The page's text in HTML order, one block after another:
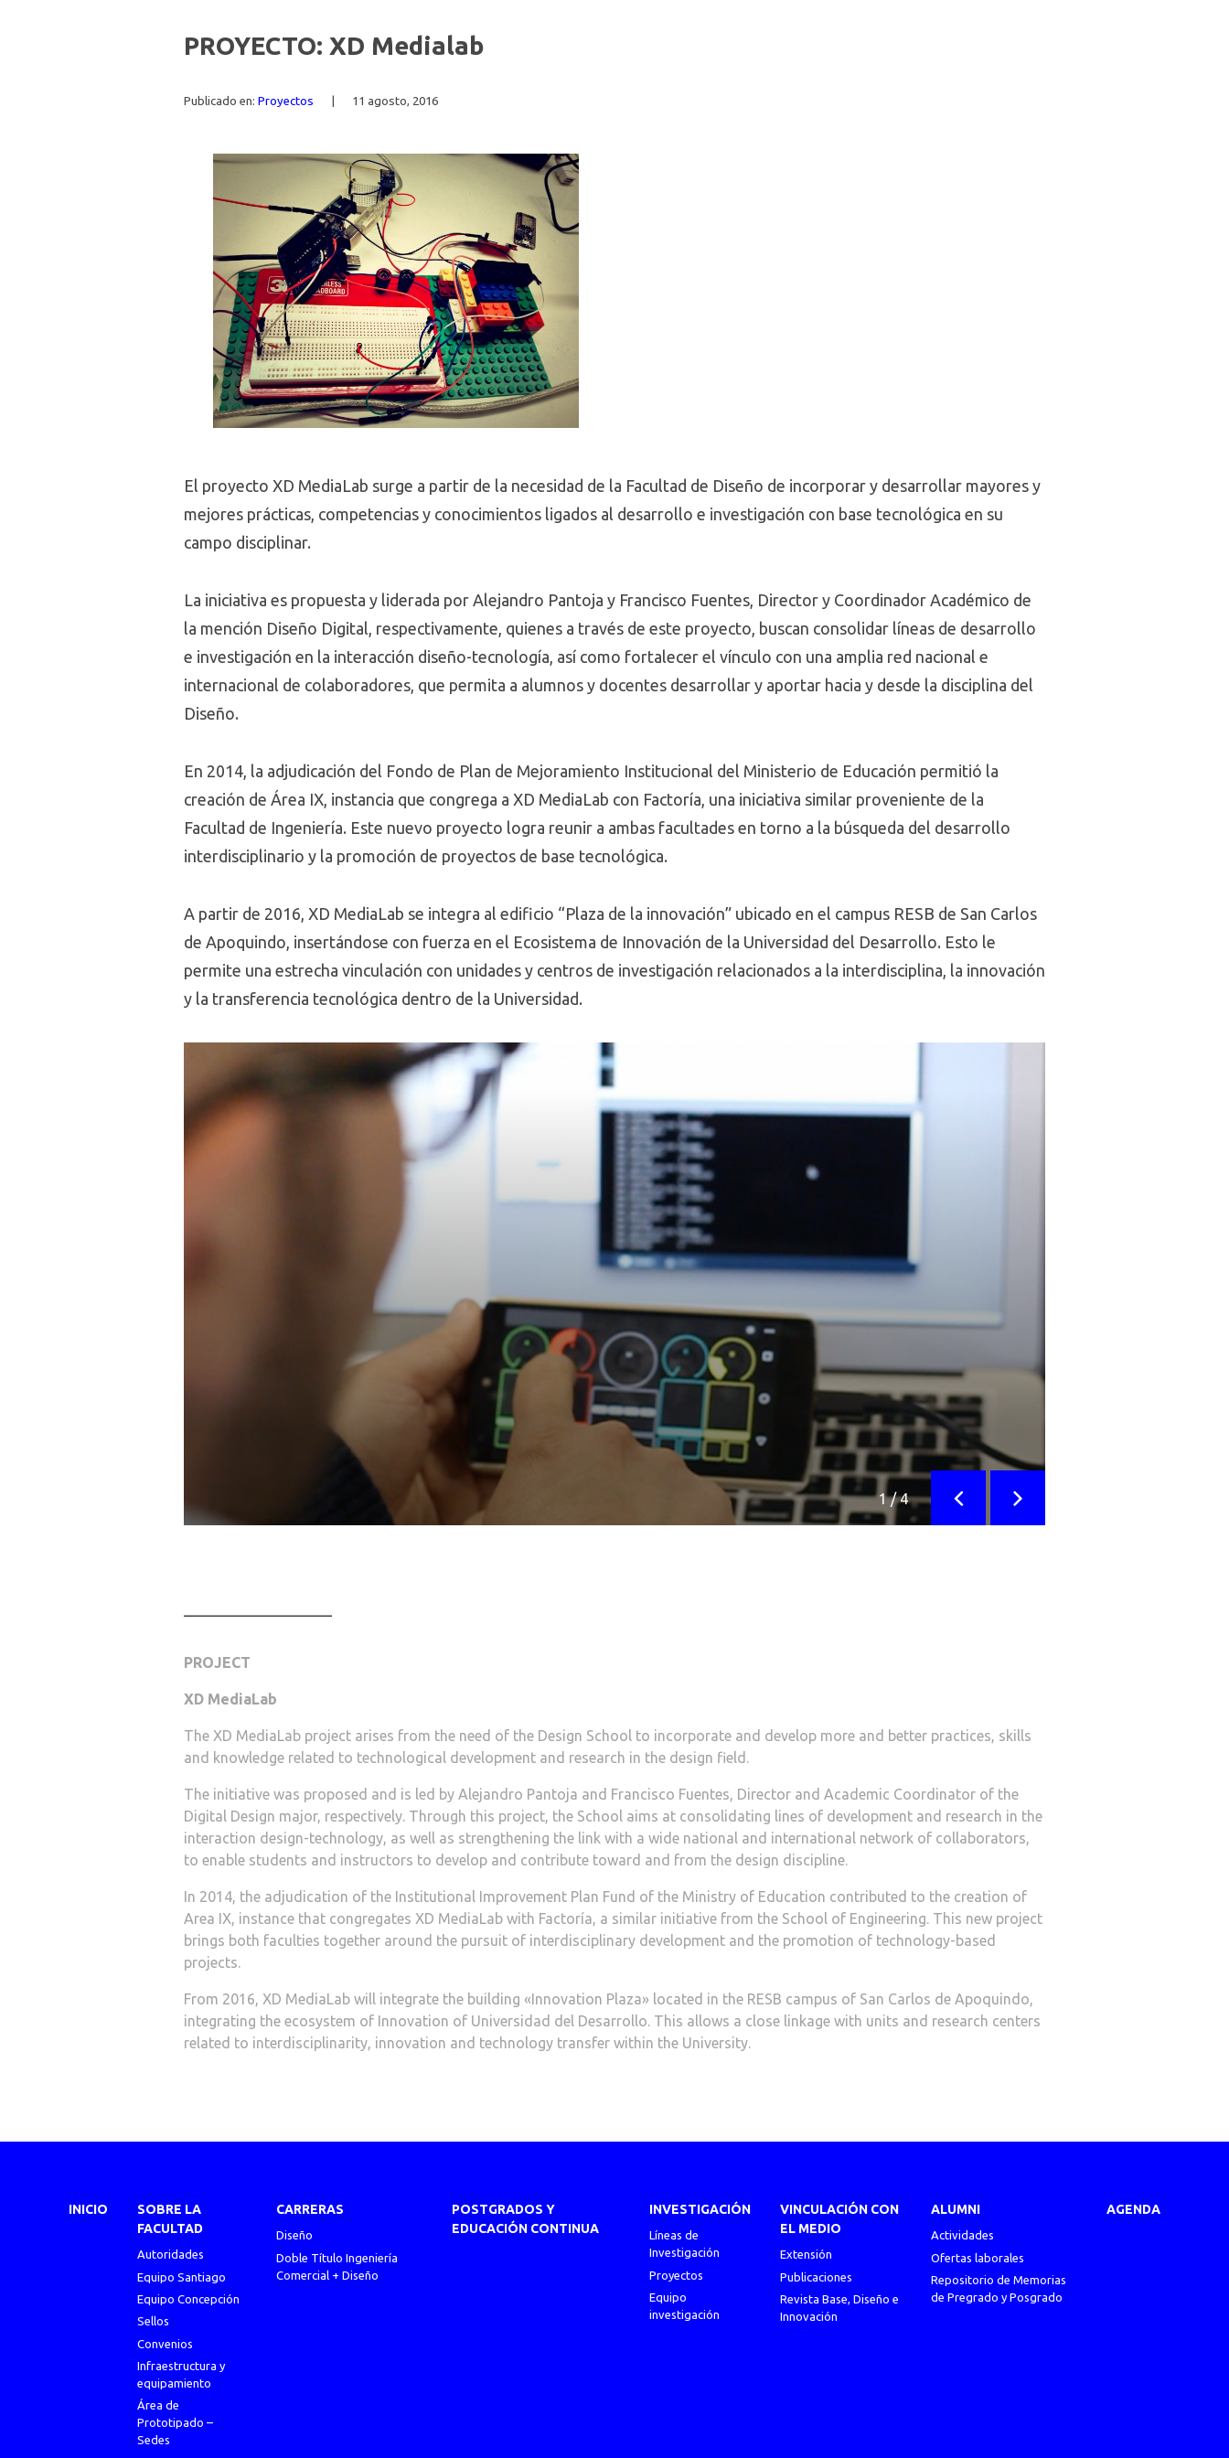
PROYECTO: XD Medialab
Publicado en: Proyectos 11 agosto, 2016
El proyecto XD MediaLab surge a partir de la necesidad de la Facultad de Diseño de incorporar y desarrollar mayores y
mejores prácticas, competencias y conocimientos ligados al desarrollo e investigación con base tecnológica en su
campo disciplinar.
La iniciativa es propuesta y liderada por Alejandro Pantoja y Francisco Fuentes, Director y Coordinador Académico de
la mención Diseño Digital, respectivamente, quienes a través de este proyecto, buscan consolidar líneas de desarrollo
e investigación en la interacción diseño-tecnología, así como fortalecer el vínculo con una amplia red nacional e
internacional de colaboradores, que permita a alumnos y docentes desarrollar y aportar hacia y desde la disciplina del
Diseño.
En 2014, la adjudicación del Fondo de Plan de Mejoramiento Institucional del Ministerio de Educación permitió la
creación de Área IX, instancia que congrega a XD MediaLab con Factoría, una iniciativa similar proveniente de la
Facultad de Ingeniería. Este nuevo proyecto logra reunir a ambas facultades en torno a la búsqueda del desarrollo
interdisciplinario y la promoción de proyectos de base tecnológica.
A partir de 2016, XD MediaLab se integra al edificio “Plaza de la innovación” ubicado en el campus RESB de San Carlos
de Apoquindo, insertándose con fuerza en el Ecosistema de Innovación de la Universidad del Desarrollo. Esto le
permite una estrecha vinculación con unidades y centros de investigación relacionados a la interdisciplina, la innovación
y la transferencia tecnológica dentro de la Universidad.
1/4
Anterior Siguiente
PROJECT
XD MediaLab
The XD MediaLab project arises from the need of the Design School to incorporate and develop more and better practices, skills
and knowledge related to technological development and research in the design field.
The initiative was proposed and is led by Alejandro Pantoja and Francisco Fuentes, Director and Academic Coordinator of the
Digital Design major, respectively. Through this project, the School aims at consolidating lines of development and research in the
interaction design-technology, as well as strengthening the link with a wide national and international network of collaborators,
to enable students and instructors to develop and contribute toward and from the design discipline.
In 2014, the adjudication of the Institutional Improvement Plan Fund of the Ministry of Education contributed to the creation of
Area IX, instance that congregates XD MediaLab with Factoría, a similar initiative from the School of Engineering. This new project
brings both faculties together around the pursuit of interdisciplinary development and the promotion of technology-based
projects.
From 2016, XD MediaLab will integrate the building «Innovation Plaza» located in the RESB campus of San Carlos de Apoquindo,
integrating the ecosystem of Innovation of Universidad del Desarrollo. This allows a close linkage with units and research centers
related to interdisciplinarity, innovation and technology transfer within the University.
INICIO
SOBRE LA
FACULTAD
Autoridades
Equipo Santiago
Equipo Concepción
Sellos
Convenios
Infraestructura y
equipamiento
Área de
Prototipado –
Sedes
CARRERAS
Diseño
Doble Título Ingeniería
Comercial + Diseño
POSTGRADOS Y
EDUCACIÓN CONTINUA
INVESTIGACIÓN
Líneas de
Investigación
Proyectos
Equipo
investigación
VINCULACIÓN CON
EL MEDIO
Extensión
Publicaciones
Revista Base, Diseño e
Innovación
ALUMNI
Actividades
Ofertas laborales
Repositorio de Memorias
de Pregrado y Posgrado
AGENDA